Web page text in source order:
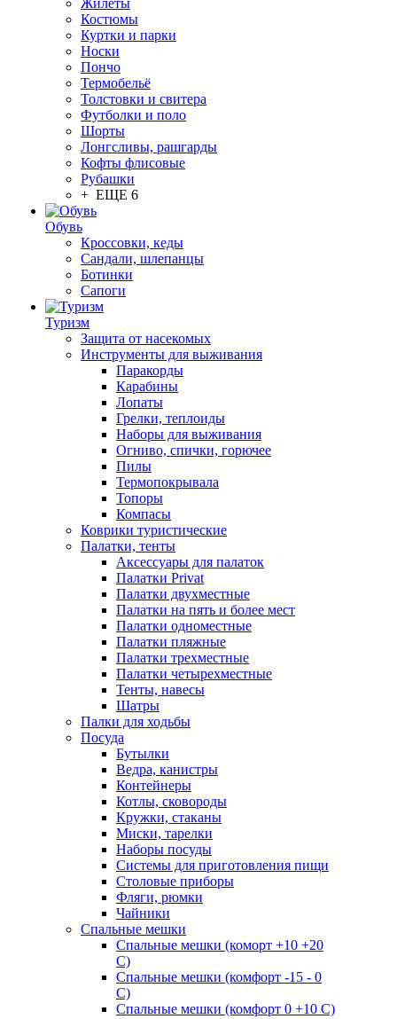
Жилеты
Костюмы
Куртки и парки
Носки
Пончо
Термобельё
Толстовки и свитера
Футболки и поло
Шорты
Лонгсливы, рашгарды
Кофты флисовые
Рубашки
+ ЕЩЕ 6
Обувь
Кроссовки, кеды
Сандали, шлепанцы
Ботинки
Сапоги
Туризм
Защита от насекомых
Инструменты для выживания
Паракорды
Карабины
Лопаты
Грелки, теплоиды
Наборы для выживания
Огниво, спички, горючее
Пилы
Термопокрывала
Топоры
Компасы
Коврики туристические
Палатки, тенты
Аксессуары для палаток
Палатки Privat
Палатки двухместные
Палатки на пять и более мест
Палатки одноместные
Палатки пляжные
Палатки трехместные
Палатки четырехместные
Тенты, навесы
Шатры
Палки для ходьбы
Посуда
Бутылки
Ведра, канистры
Контейнеры
Котлы, сковороды
Кружки, стаканы
Миски, тарелки
Наборы посуды
Системы для приготовления пищи
Столовые приборы
Фляги, рюмки
Чайники
Спальные мешки
Спальные мешки (коморт +10 +20
С)
Спальные мешки (комфорт -15 - 0
С)
Спальные мешки (комфорт 0 +10 С)